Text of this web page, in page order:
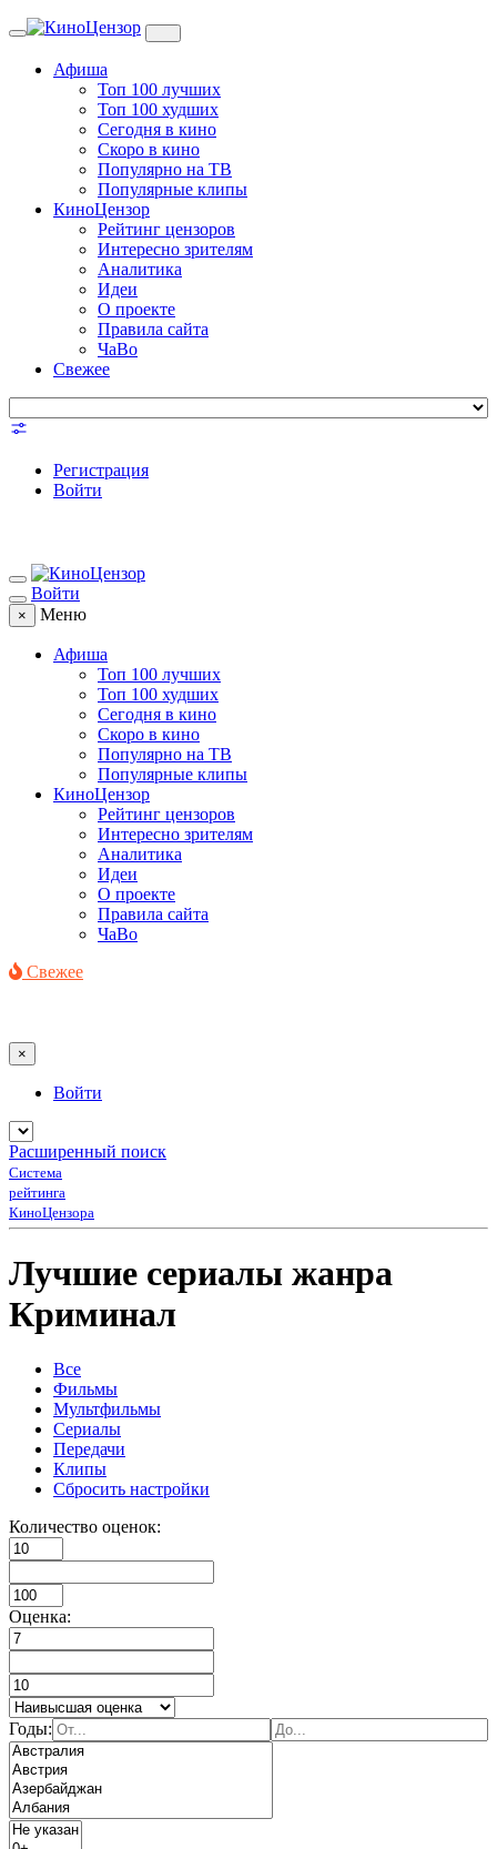
Toggle
Афиша
Топ 100 лучших
Топ 100 худших
Сегодня в кино
Скоро в кино
Популярно на ТВ
Популярные клипы
КиноЦензор
Рейтинг цензоров
Интересно зрителям
Аналитика
Идеи
О проекте
Правила сайта
ЧаВо
Свежее
Регистрация
Войти
Войти
× Меню
Афиша
Топ 100 лучших
Топ 100 худших
Сегодня в кино
Скоро в кино
Популярно на ТВ
Популярные клипы
КиноЦензор
Рейтинг цензоров
Интересно зрителям
Аналитика
Идеи
О проекте
Правила сайта
ЧаВо
Свежее
×
Войти
Расширенный поиск
Система
рейтинга
КиноЦензора
Лучшие сериалы жанра
Криминал
Все
Фильмы
Мультфильмы
Сериалы
Передачи
Клипы
Сбросить настройки
Количество оценок:
Оценка:
Годы: